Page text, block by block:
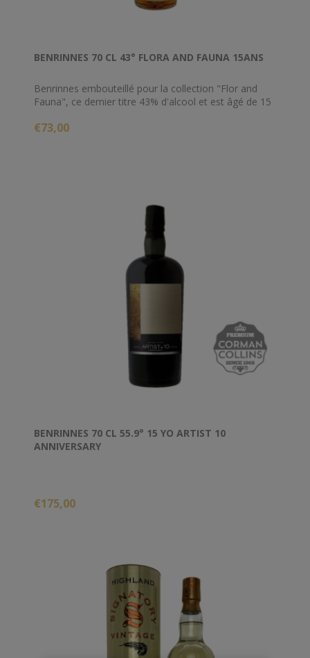
BENRINNES 70 CL 43° FLORA AND FAUNA 15ANS
Benrinnes embouteillé pour la collection "Flor and
Fauna", ce dernier titre 43% d'alcool et est âgé de 15
€73,00
BENRINNES 70 CL 55.9° 15 YO ARTIST 10
ANNIVERSARY
€175,00